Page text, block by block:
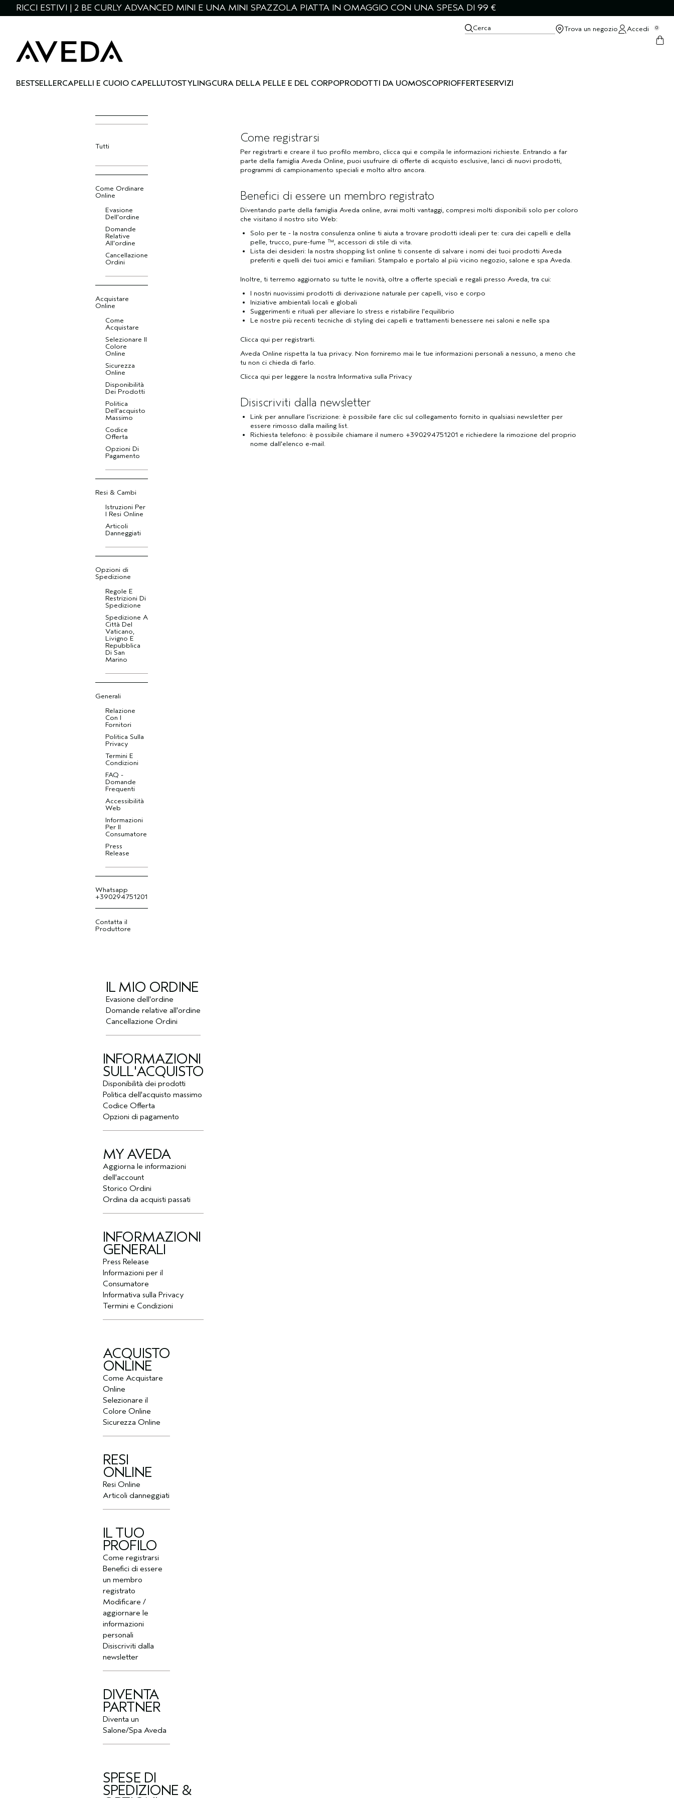
RICCI ESTIVI | 2 BE CURLY ADVANCED MINI E UNA MINI SPAZZOLA PIATTA IN OMAGGIO CON UNA SPESA DI 99 €
Cerca Trova un negozio Accedi 0
BESTSELLERCAPELLI E CUOIO CAPELLUTOSTYLINGCURA DELLA PELLE E DEL CORPOPRODOTTI DA UOMOSCOPRIOFFERTESERVIZI